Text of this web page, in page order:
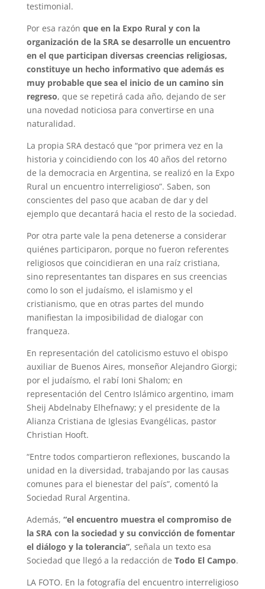
testimonial.
Por esa razón que en la Expo Rural y con la
organización de la SRA se desarrolle un encuentro
en el que participan diversas creencias religiosas,
constituye un hecho informativo que además es
muy probable que sea el inicio de un camino sin
regreso, que se repetirá cada año, dejando de ser
una novedad noticiosa para convertirse en una
naturalidad.
La propia SRA destacó que “por primera vez en la
historia y coincidiendo con los 40 años del retorno
de la democracia en Argentina, se realizó en la Expo
Rural un encuentro interreligioso”. Saben, son
conscientes del paso que acaban de dar y del
ejemplo que decantará hacia el resto de la sociedad.
Por otra parte vale la pena detenerse a considerar
quiénes participaron, porque no fueron referentes
religiosos que coincidieran en una raíz cristiana,
sino representantes tan dispares en sus creencias
como lo son el judaísmo, el islamismo y el
cristianismo, que en otras partes del mundo
manifiestan la imposibilidad de dialogar con
franqueza.
En representación del catolicismo estuvo el obispo
auxiliar de Buenos Aires, monseñor Alejandro Giorgi;
por el judaísmo, el rabí Ioni Shalom; en
representación del Centro Islámico argentino, imam
Sheij Abdelnaby Elhefnawy; y el presidente de la
Alianza Cristiana de Iglesias Evangélicas, pastor
Christian Hooft.
“Entre todos compartieron reflexiones, buscando la
unidad en la diversidad, trabajando por las causas
comunes para el bienestar del país”, comentó la
Sociedad Rural Argentina.
Además, “el encuentro muestra el compromiso de
la SRA con la sociedad y su convicción de fomentar
el diálogo y la tolerancia”, señala un texto esa
Sociedad que llegó a la redacción de Todo El Campo.
LA FOTO. En la fotografía del encuentro interreligioso